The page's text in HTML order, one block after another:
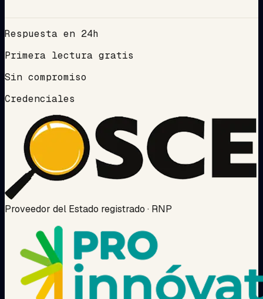
Respuesta en 24h
Primera lectura gratis
Sin compromiso
Credenciales
Proveedor del Estado registrado · RNP